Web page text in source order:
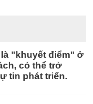
"khuyết điểm" ở
có thể trở
tin phát triển.